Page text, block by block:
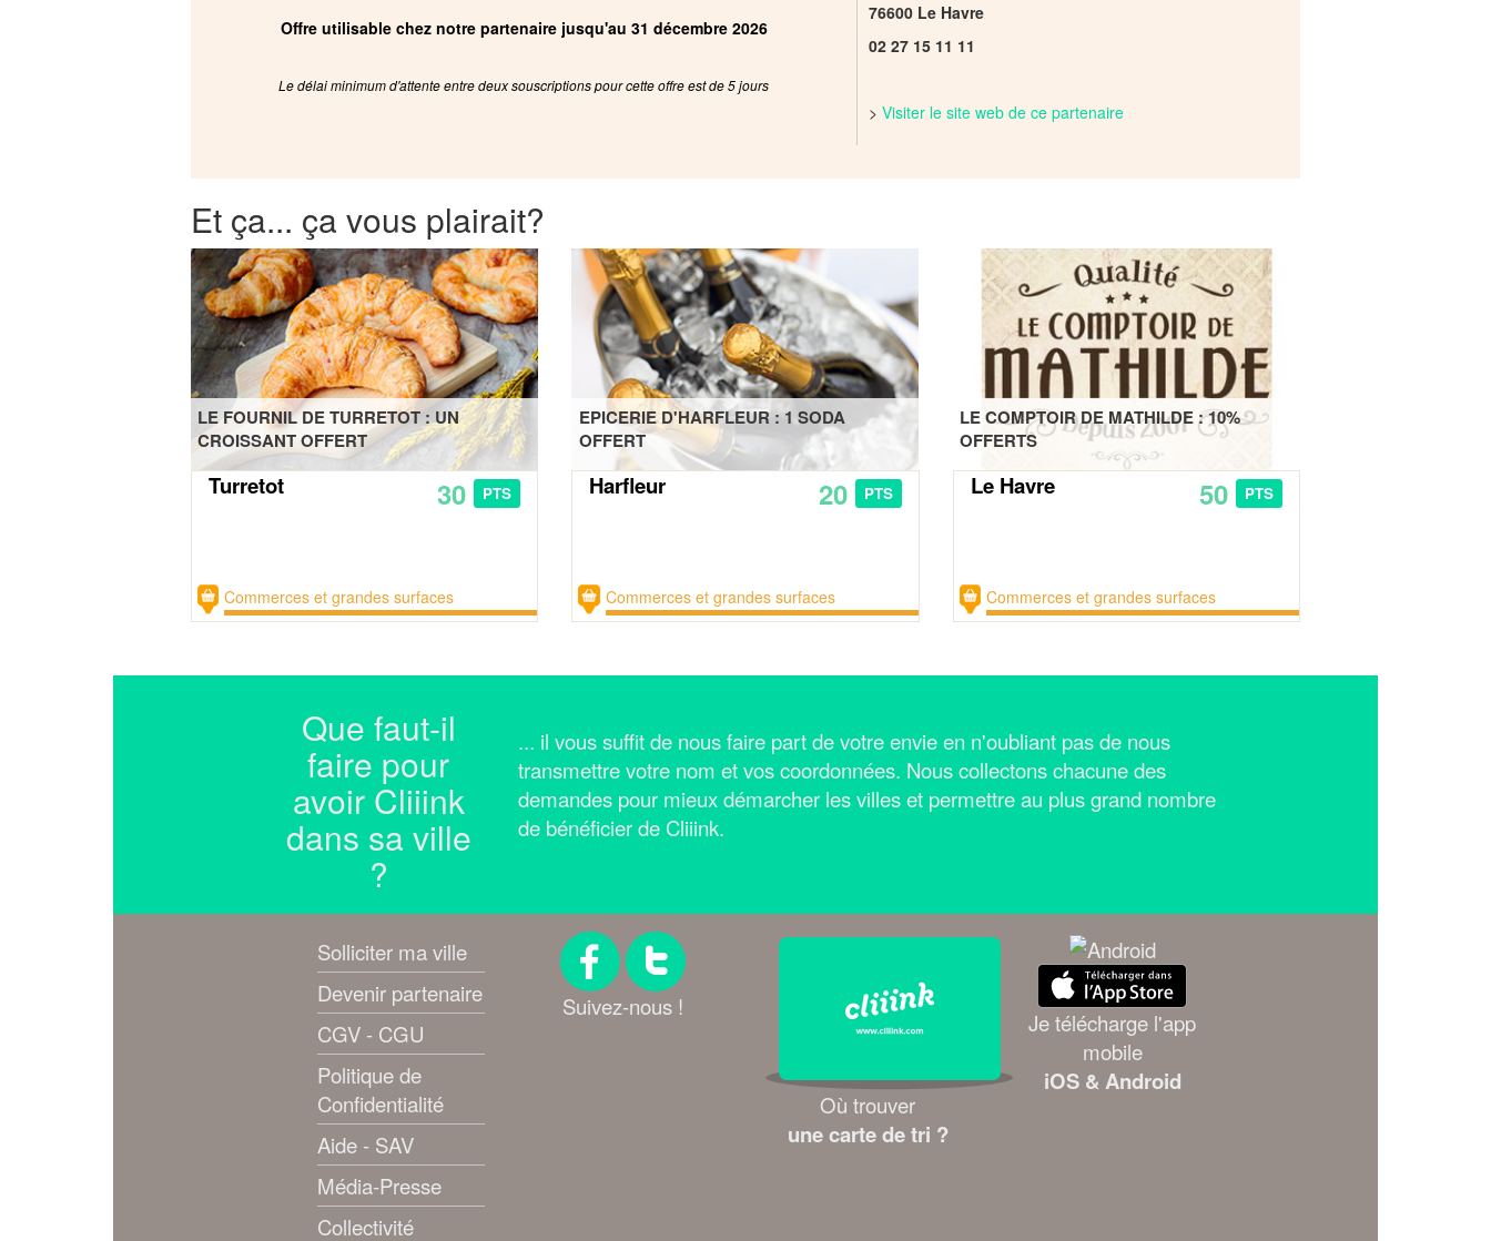
Offre utilisable chez notre partenaire jusqu'au 31 décembre 2026
Le délai minimum d'attente entre deux souscriptions pour cette offre est de 5 jours
76600 Le Havre
02 27 15 11 11
> Visiter le site web de ce partenaire
Et ça... ça vous plairait?
LE FOURNIL DE TURRETOT : UN
CROISSANT OFFERT
Turretot 30 PTS
Commerces et grandes surfaces
EPICERIE D'HARFLEUR : 1 SODA
OFFERT
Harfleur 20 PTS
Commerces et grandes surfaces
LE COMPTOIR DE MATHILDE : 10%
OFFERTS
Le Havre 50 PTS
Commerces et grandes surfaces
Que faut-il
faire pour
avoir Cliiink
dans sa ville
?
... il vous suffit de nous faire part de votre envie en n'oubliant pas de nous
transmettre votre nom et vos coordonnées. Nous collectons chacune des
demandes pour mieux démarcher les villes et permettre au plus grand nombre
de bénéficier de Cliiink.
Solliciter ma ville
Devenir partenaire
CGV - CGU
Politique de
Confidentialité
Aide - SAV
Média-Presse
Collectivité
Suivez-nous !
Où trouver
une carte de tri ?
Je télécharge l'app
mobile
iOS & Android